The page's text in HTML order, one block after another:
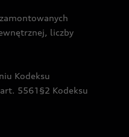
liczby
Kodeksu
5561§2 Kodeksu